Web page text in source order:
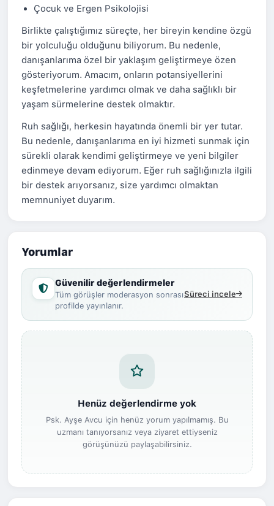
Çocuk ve Ergen Psikolojisi
Birlikte çalıştığımız süreçte, her bireyin kendine özgü
bir yolculuğu olduğunu biliyorum. Bu nedenle,
danışanlarıma özel bir yaklaşım geliştirmeye özen
gösteriyorum. Amacım, onların potansiyellerini
keşfetmelerine yardımcı olmak ve daha sağlıklı bir
yaşam sürmelerine destek olmaktır.
Ruh sağlığı, herkesin hayatında önemli bir yer tutar.
Bu nedenle, danışanlarıma en iyi hizmeti sunmak için
sürekli olarak kendimi geliştirmeye ve yeni bilgiler
edinmeye devam ediyorum. Eğer ruh sağlığınızla ilgili
bir destek arıyorsanız, size yardımcı olmaktan
memnuniyet duyarım.
Yorumlar
Güvenilir değerlendirmeler
Tüm görüşler moderasyon sonrası
profilde yayınlanır.
Süreci incele
Henüz değerlendirme yok
Psk. Ayşe Avcu için henüz yorum yapılmamış. Bu
uzmanı tanıyorsanız veya ziyaret ettiyseniz
görüşünüzü paylaşabilirsiniz.